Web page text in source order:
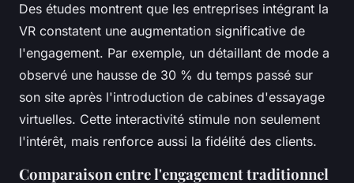
Des études montrent que les entreprises intégrant la
VR constatent une augmentation significative de
l'engagement. Par exemple, un détaillant de mode a
observé une hausse de 30 % du temps passé sur
son site après l'introduction de cabines d'essayage
virtuelles. Cette interactivité stimule non seulement
l'intérêt, mais renforce aussi la fidélité des clients.
Comparaison entre l'engagement traditionnel